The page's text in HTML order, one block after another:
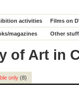
activities Films on
magazines Other stuff
of Art in
only (8)